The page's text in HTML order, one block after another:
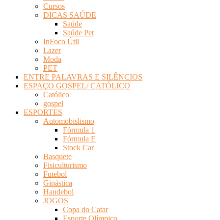
Cursos
DICAS SAÚDE
Saúde
Saúde Pet
InFoco Útil
Lazer
Moda
PET
ENTRE PALAVRAS E SILÊNCIOS
ESPAÇO GOSPEL/ CATÓLICO
Católico
gospel
ESPORTES
Automobislismo
Fórmula 1
Fórmula E
Stock Car
Basquete
Fisiculturismo
Futebol
Ginástica
Handebol
JOGOS
Copa do Catar
Esporte Olímpico